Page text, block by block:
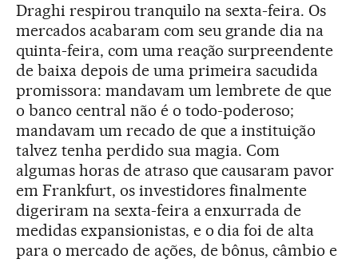
Draghi respirou tranquilo na sexta-feira. Os
mercados acabaram com seu grande dia na
quinta-feira, com uma reação surpreendente
de baixa depois de uma primeira sacudida
promissora: mandavam um lembrete de que
o banco central não é o todo-poderoso;
mandavam um recado de que a instituição
talvez tenha perdido sua magia. Com
algumas horas de atraso que causaram pavor
em Frankfurt, os investidores finalmente
digeriram na sexta-feira a enxurrada de
medidas expansionistas, e o dia foi de alta
para o mercado de ações, de bônus, câmbio e